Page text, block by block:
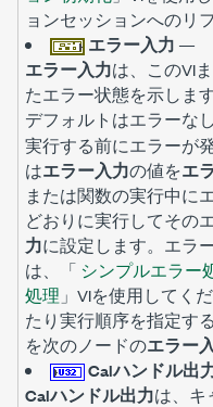
ョンセッションへのリ
エラー入力 —
エラー入力は、このVI
たエラー状態を示します
デフォルトはエラーなし
実行する前にエラーが
はエラー入力の値をエ
または関数の実行中に
どおりに実行してその
力に設定します。エラ
は、「 シンプルエラー
処理 」VIを使用してく
たり実行順序を指定す
を次のノードのエラー
Calハンドル出
Calハンドル出力は、キ